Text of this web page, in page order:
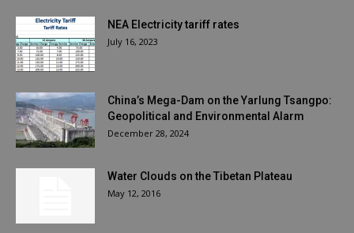
NEA Electricity tariff rates
July 16, 2023
China’s Mega-Dam on the Yarlung Tsangpo:
Geopolitical and Environmental Alarm
December 28, 2024
Water Clouds on the Tibetan Plateau
May 12, 2016